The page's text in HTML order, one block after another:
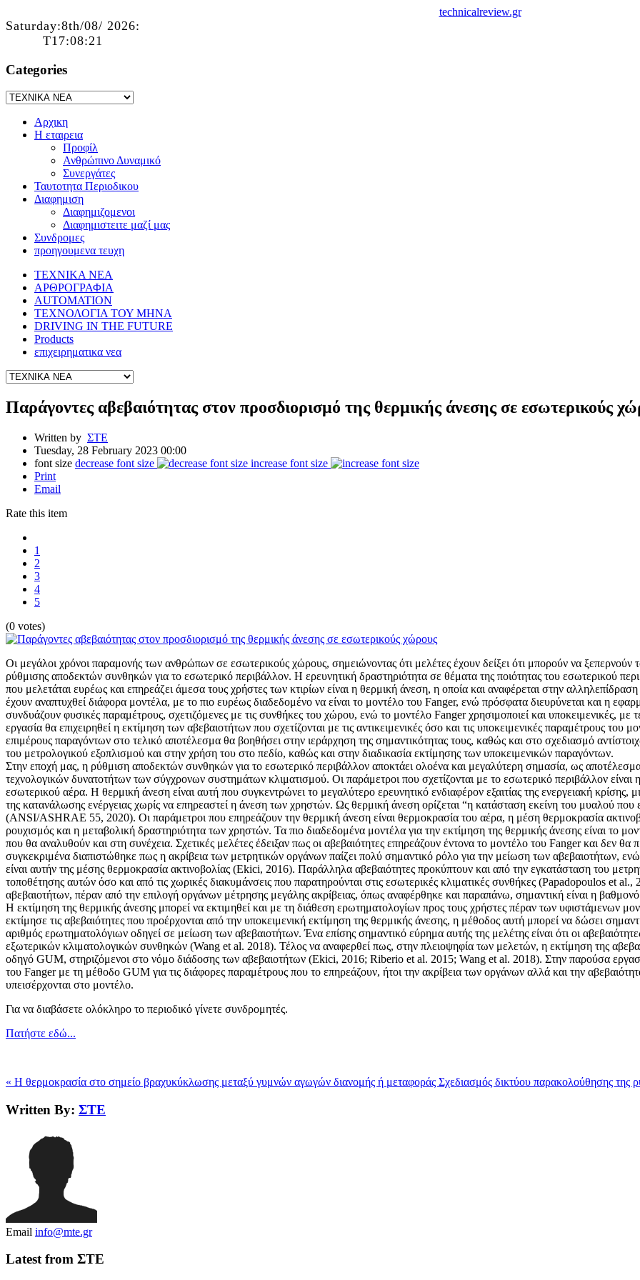
technicalreview.gr
Saturday:8th/08/ 2026:
T17:08:21
Categories
Αρχικη
Η εταιρεια
Προφίλ
Ανθρώπινο Δυναμικό
Συνεργάτες
Ταυτοτητα Περιοδικου
Διαφημιση
Διαφημιζομενοι
Διαφημιστειτε μαζί μας
Συνδρομες
προηγουμενα τευχη
ΤΕΧΝΙΚΑ ΝΕΑ
ΑΡΘΡΟΓΡΑΦΙΑ
AUTOMATION
ΤΕΧΝΟΛΟΓΙΑ ΤΟΥ ΜΗΝΑ
DRIVING IN THE FUTURE
Products
επιχειρηματικα νεα
Παράγοντες αβεβαιότητας στον προσδιορισμό της θερμικής άνεσης σε εσωτερικούς
Written by ΣΤΕ
Tuesday, 28 February 2023 00:00
font size decrease font size
increase font size
Print
Email
Rate this item
1
2
3
4
5
(0 votes)
Οι μεγάλοι χρόνοι παραμονής των ανθρώπων σε εσωτερικούς χώρους, σημειώνοντας ότι μελέτες έχουν δείξει ότι μπορούν να
ρύθμισης αποδεκτών συνθηκών για το εσωτερικό περιβάλλον. Η ερευνητική δραστηριότητα σε θέματα της ποιότητας του εσωτερικού
που μελετάται ευρέως και επηρεάζει άμεσα τους χρήστες των κτιρίων είναι η θερμική άνεση, η οποία και αναφέρεται στην
έχουν αναπτυχθεί διάφορα μοντέλα, με το πιο ευρέως διαδεδομένο να είναι το μοντέλο του Fanger, ενώ πρόσφατα διευρύνεται και η
συνδυάζουν φυσικές παραμέτρους, σχετιζόμενες με τις συνθήκες του χώρου, ενώ το μοντέλο Fanger χρησιμοποιεί και υποκειμενικές,
εργασία θα επιχειρηθεί η εκτίμηση των αβεβαιοτήτων που σχετίζονται με τις αντικειμενικές όσο και τις υποκειμενικές παραμέτρους
επιμέρους παραγόντων στο τελικό αποτέλεσμα θα βοηθήσει στην ιεράρχηση της σημαντικότητας τους, καθώς και στο σχεδιασμό
του μετρολογικού εξοπλισμού και στην χρήση του στο πεδίο, καθώς και στην διαδικασία εκτίμησης των υποκειμενικών παραγόντων.
Στην εποχή μας, η ρύθμιση αποδεκτών συνθηκών για το εσωτερικό περιβάλλον αποκτάει ολοένα και μεγαλύτερη σημασία, ως
τεχνολογικών δυνατοτήτων των σύγχρονων συστημάτων κλιματισμού. Οι παράμετροι που σχετίζονται με το εσωτερικό περιβάλλον
εσωτερικού αέρα. Η θερμική άνεση είναι αυτή που συγκεντρώνει το μεγαλύτερο ερευνητικό ενδιαφέρον εξαιτίας της ενεργειακή κρίσης,
της κατανάλωσης ενέργειας χωρίς να επηρεαστεί η άνεση των χρηστών. Ως θερμική άνεση ορίζεται “η κατάσταση εκείνη του μυαλού που
(ANSI/ASHRAE 55, 2020). Οι παράμετροι που επηρεάζουν την θερμική άνεση είναι θερμοκρασία του αέρα, η μέση θερμοκρασία
ρουχισμός και η μεταβολική δραστηριότητα των χρηστών. Τα πιο διαδεδομένα μοντέλα για την εκτίμηση της θερμικής άνεσης είναι το
που θα αναλυθούν και στη συνέχεια. Σχετικές μελέτες έδειξαν πως οι αβεβαιότητες επηρεάζουν έντονα το μοντέλο του Fanger και δεν
συγκεκριμένα διαπιστώθηκε πως η ακρίβεια των μετρητικών οργάνων παίζει πολύ σημαντικό ρόλο για την μείωση των αβεβαιοτήτων,
είναι αυτήν της μέσης θερμοκρασία ακτινοβολίας (Ekici, 2016). Παράλληλα αβεβαιότητες προκύπτουν και από την εγκατάσταση του
τοποθέτησης αυτών όσο και από τις χωρικές διακυμάνσεις που παρατηρούνται στις εσωτερικές κλιματικές συνθήκες (Papadopoulos et
αβεβαιοτήτων, πέραν από την επιλογή οργάνων μέτρησης μεγάλης ακρίβειας, όπως αναφέρθηκε και παραπάνω, σημαντική είναι η
Η εκτίμηση της θερμικής άνεσης μπορεί να εκτιμηθεί και με τη διάθεση ερωτηματολογίων προς τους χρήστες πέραν των υφιστάμενων
εκτίμησε τις αβεβαιότητες που προέρχονται από την υποκειμενική εκτίμηση της θερμικής άνεσης, η μέθοδος αυτή μπορεί να δώσει
αριθμός ερωτηματολόγιων οδηγεί σε μείωση των αβεβαιοτήτων. Ένα επίσης σημαντικό εύρημα αυτής της μελέτης είναι ότι οι
εξωτερικών κλιματολογικών συνθηκών (Wang et al. 2018). Τέλος να αναφερθεί πως, στην πλειοψηφία των μελετών, η εκτίμηση της
οδηγό GUM, στηριζόμενοι στο νόμο διάδοσης των αβεβαιοτήτων (Ekici, 2016; Riberio et al. 2015; Wang et al. 2018). Στην παρούσα
του Fanger με τη μέθοδο GUM για τις διάφορες παραμέτρους που το επηρεάζουν, ήτοι την ακρίβεια των οργάνων αλλά και την
υπεισέρχονται στο μοντέλο.
Για να διαβάσετε ολόκληρο το περιοδικό γίνετε συνδρομητές.
Πατήστε εδώ...
« Η θερμοκρασία στο σημείο βραχυκύκλωσης μεταξύ γυμνών αγωγών διανομής ή μεταφοράς Σχεδιασμός δικτύου παρακολούθησης της
Written By: ΣΤΕ
Email info@mte.gr
Latest from ΣΤΕ